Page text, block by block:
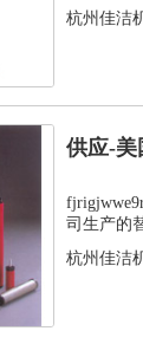
杭州佳洁
供应-美
司生产的
杭州佳洁